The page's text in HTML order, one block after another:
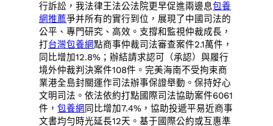
行訴訟，我法律王法公法院更早促進兩邊息包養
網推薦爭并所有的實行到位，展現了中國司法的
公平、專門研究、高效。支撐和監視仲裁成長，
打台灣包養網點商事仲裁司法審查案件2.1萬件，
同比增加12.8%；辦結請求認可（承認）與履行
境外仲裁判決案件108件。完美海南不受拘束商
業港全島封關運作司法辦事保證舉動。保持好心
文明司法。依法依約打點國際司法協助案件6061
件，包養網 同比增加7.4%，協助投遞平易近商事
文書均勻時光延長12天。基于國際公約或互惠準